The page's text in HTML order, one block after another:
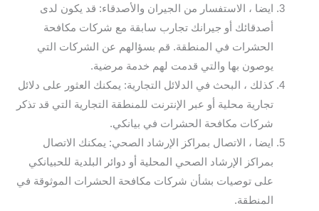
ايضا ، الاستفسار من الجيران والأصدقاء: قد يكون لدى
أصدقائك أو جيرانك تجارب سابقة مع شركات مكافحة
الحشرات في المنطقة. قم بسؤالهم عن الشركات التي
يوصون بها والتي قدمت لهم خدمة مرضية.
كذلك ، البحث في الدلائل التجارية: يمكنك العثور على دلائل
تجارية محلية أو عبر الإنترنت للمنطقة التجارية التي قد تذكر
شركات مكافحة الحشرات في بيانكي.
ايضا ، الاتصال بمراكز الإرشاد الصحي: يمكنك الاتصال
بمراكز الإرشاد الصحي المحلية أو دوائر البلدية للحبيانكي
على توصيات بشأن شركات مكافحة الحشرات الموثوقة في
المنطقة.